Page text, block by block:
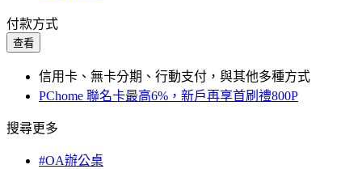
付款方式
查看
信用卡、無卡分期、行動支付，與其他多種方式
PChome 聯名卡最高6%，新戶再享首刷禮800P
搜尋更多
#OA辦公桌